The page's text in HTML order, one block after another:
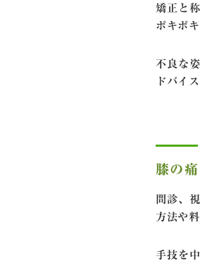
矯正と
ポキポ
不良な
ドバイ
膝の
問診、
方法や
手技を